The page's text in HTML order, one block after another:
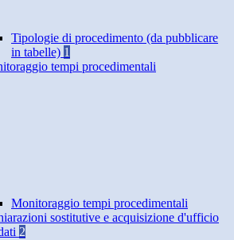
Tipologie di procedimento (da pubblicare
in tabelle) 1
tempi procedimentali
Monitoraggio tempi procedimentali
sostitutive e acquisizione d'ufficio
2